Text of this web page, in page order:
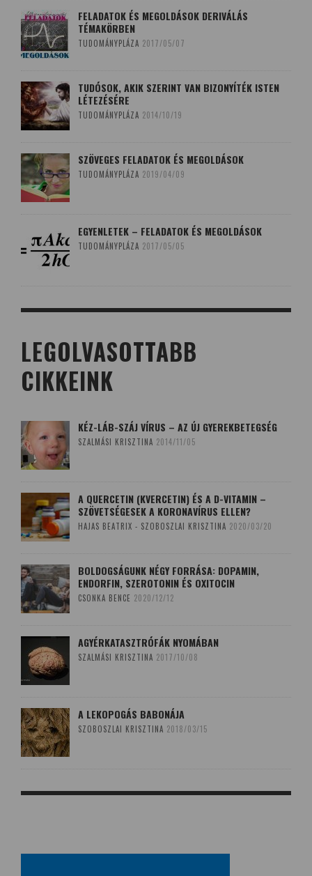
FELADATOK ÉS MEGOLDÁSOK DERIVÁLÁS
TÉMAKÖRBEN
TUDOMÁNYPLÁZA 2017/05/07
TUDÓSOK, AKIK SZERINT VAN BIZONYÍTÉK ISTEN
LÉTEZÉSÉRE
TUDOMÁNYPLÁZA 2014/10/19
SZÖVEGES FELADATOK ÉS MEGOLDÁSOK
TUDOMÁNYPLÁZA 2019/04/09
EGYENLETEK – FELADATOK ÉS MEGOLDÁSOK
TUDOMÁNYPLÁZA 2017/05/05
LEGOLVASOTTABB
CIKKEINK
KÉZ-LÁB-SZÁJ VÍRUS – AZ ÚJ GYEREKBETEGSÉG
SZALMÁSI KRISZTINA 2014/11/05
A QUERCETIN (KVERCETIN) ÉS A D-VITAMIN –
SZÖVETSÉGESEK A KORONAVÍRUS ELLEN?
HAJAS BEATRIX - SZOBOSZLAI KRISZTINA 2020/03/20
BOLDOGSÁGUNK NÉGY FORRÁSA: DOPAMIN,
ENDORFIN, SZEROTONIN ÉS OXITOCIN
CSONKA BENCE 2020/12/12
AGYÉRKATASZTRÓFÁK NYOMÁBAN
SZALMÁSI KRISZTINA 2017/10/08
A LEKOPOGÁS BABONÁJA
SZOBOSZLAI KRISZTINA 2018/03/15